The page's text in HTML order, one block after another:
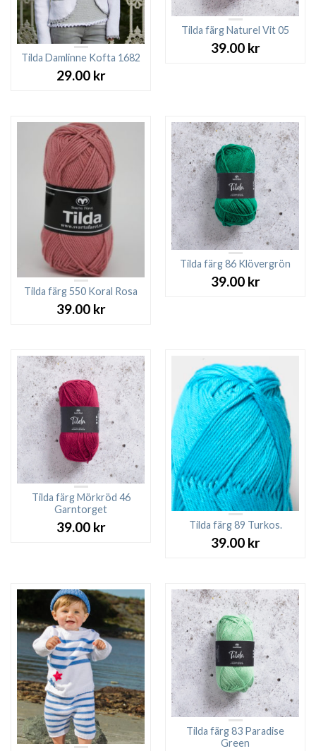
Tilda Damlinne Kofta 1682
29.00 kr
Tilda färg Naturel Vit 05
39.00 kr
Tilda färg 550 Koral Rosa
39.00 kr
Tilda färg 86 Klövergrön
39.00 kr
Tilda färg Mörkröd 46
Garntorget
39.00 kr Tilda färg 89 Turkos.
39.00 kr
Tilda färg 83 Paradise
Green